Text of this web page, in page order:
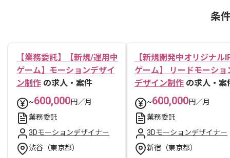
条
【業務委託】【新規/運用中
ゲーム】モーションデザイ
ン制作 の求人・案件
~600,000円／月
業務委託
3Dモーションデザイナー
渋谷（東京都）
【新規開発中オリジナル
ゲーム】 リードモーショ
デザイン制作 の求人・案
~600,000円／月
業務委託
3Dモーションデザイナー
新宿（東京都）